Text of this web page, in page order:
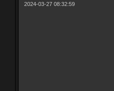
2024-03-27 08:32:59